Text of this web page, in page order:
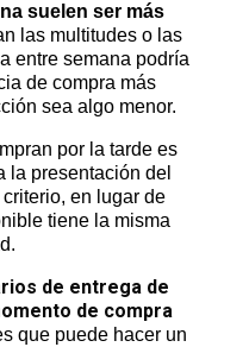
suelen ser más
las multitudes o las
entre semana podría
de compra más
sea algo menor.
por la tarde es
la presentación del
en lugar de
tiene la misma
de entrega de
de compra
que puede hacer un